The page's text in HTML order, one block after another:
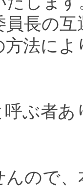
長の互
方法に
呼ぶ者あ
ので、